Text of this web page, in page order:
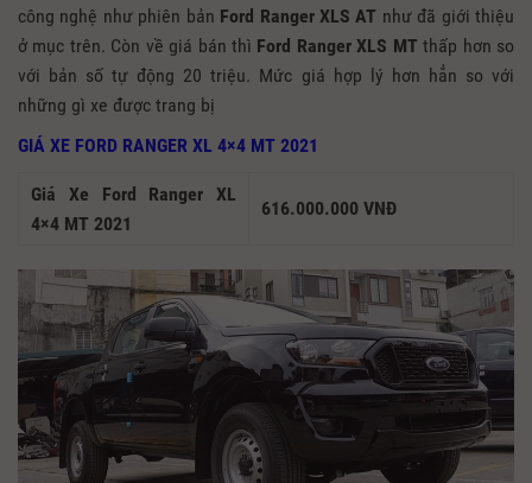
công nghệ như phiên bản Ford Ranger XLS AT như đã giới thiệu
ở mục trên. Còn về giá bán thì Ford Ranger XLS MT thấp hơn so
với bản số tự động 20 triệu. Mức giá hợp lý hơn hẳn so với
những gì xe được trang bị
GIÁ XE FORD RANGER XL 4×4 MT 2021
Giá Xe Ford Ranger XL
4×4 MT 2021
616.000.000 VNĐ